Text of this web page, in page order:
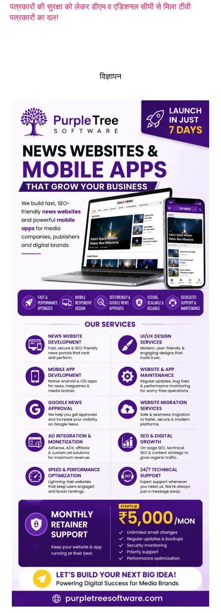
पत्रकारों की सुरक्षा को लेकर डीएम व एडिशनल सीपी से मिला टीवी
पत्रकारों का दल!
विज्ञापन